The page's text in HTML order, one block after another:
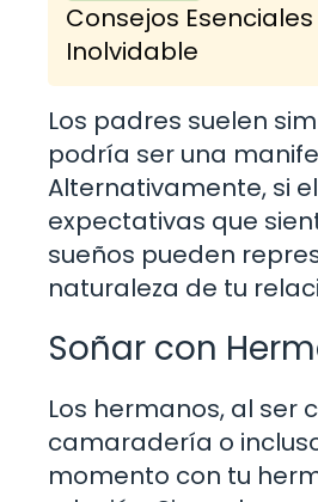
Consejos
Inolvidable
Los padres suelen
podría ser una
Alternativamente, si
expectativas que
sueños pueden
naturaleza de tu
Soñar con
Los hermanos, al ser
camaradería o
momento con tu